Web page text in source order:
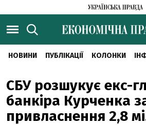
НОВИНИ ПУБЛІКАЦІЇ КОЛОНКИ
СБУ розшукує екс-
банкіра Курченка
привласнення 2,8